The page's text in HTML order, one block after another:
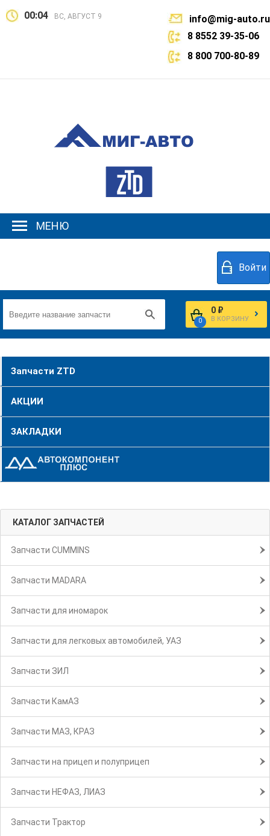
00:04 ВС, АВГУСТ 9
info@mig-auto.ru
8 8552 39-35-06
8 800 700-80-89
МЕНЮ
Войти
0
0 ₽
В КОРЗИНУ
Запчасти ZTD
АКЦИИ
ЗАКЛАДКИ
КАТАЛОГ ЗАПЧАСТЕЙ
Запчасти CUMMINS
Запчасти MADARA
Запчасти для иномарок
Запчасти для легковых автомобилей, УАЗ
Запчасти ЗИЛ
Запчасти КамАЗ
Запчасти МАЗ, КРАЗ
Запчасти на прицеп и полуприцеп
Запчасти НЕФАЗ, ЛИАЗ
Запчасти Трактор